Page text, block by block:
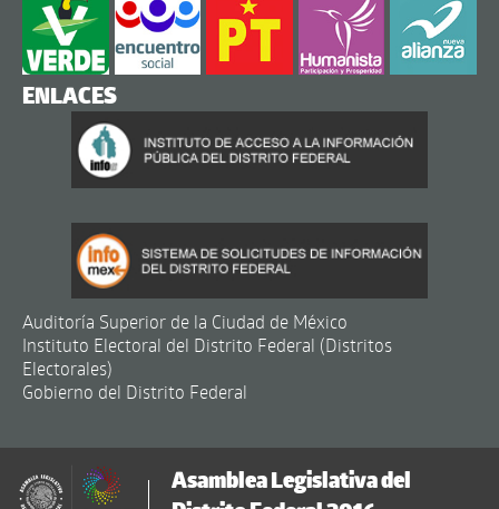
ENLACES
Auditoría Superior de la Ciudad de México
Instituto Electoral del Distrito Federal (Distritos
Electorales)
Gobierno del Distrito Federal
Asamblea Legislativa del